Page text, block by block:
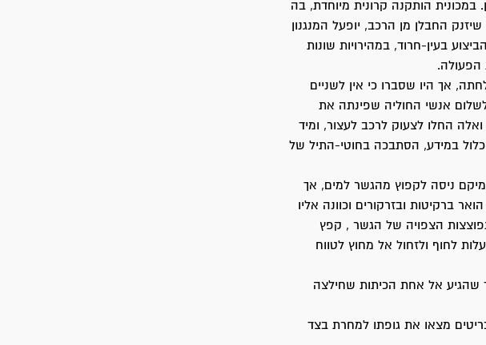
במכונית הותקנה קרונית מיוחדת, בה
החבלן מן הרכב, יופעל המנגנון
בעין-חרוד, במהירויות שונות
הפעולה.
אך היו שסברו כי אין לשניים
אנשי החוליה שפינתה את
החלו לצעוק לרכב לעצור, ומיד
במידע, הסתבכה בחוטי-התיל של
ניסה לקפוץ מהגשר למים, אך
ברקיטות ובזרקורים וכוונה אליו
הצפויה של הגשר , קפץ
לחוף ולזחול אל מחוץ לטווח
שהגיע אל אחת הכיתות שחילצה
מצאו את גופתו למחרת בצד